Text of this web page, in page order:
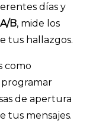
cliente
días y
B, mide los
tus hallazgos.
como
de apertura
tus mensajes.